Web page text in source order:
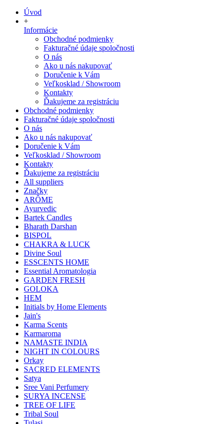
Úvod
+
Informácie
Obchodné podmienky
Fakturačné údaje spoločnosti
O nás
Ako u nás nakupovať
Doručenie k Vám
Veľkosklad / Showroom
Kontakty
Ďakujeme za registráciu
Obchodné podmienky
Fakturačné údaje spoločnosti
O nás
Ako u nás nakupovať
Doručenie k Vám
Veľkosklad / Showroom
Kontakty
Ďakujeme za registráciu
All suppliers
Značky
ARÔME
Ayurvedic
Bartek Candles
Bharath Darshan
BISPOL
CHAKRA & LUCK
Divine Soul
ESSCENTS HOME
Essential Aromatologia
GARDEN FRESH
GOLOKA
HEM
Initials by Home Elements
Jain's
Karma Scents
Karmaroma
NAMASTE INDIA
NIGHT IN COLOURS
Orkay
SACRED ELEMENTS
Satya
Sree Vani Perfumery
SURYA INCENSE
TREE OF LIFE
Tribal Soul